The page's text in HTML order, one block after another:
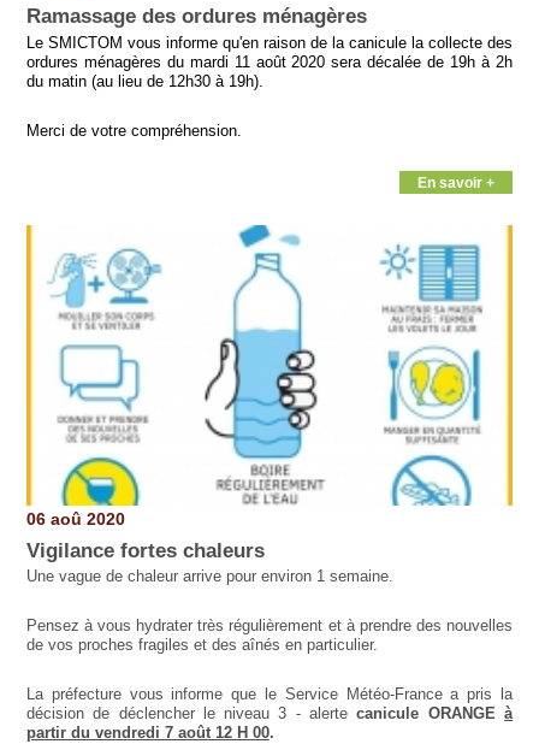
Ramassage des ordures ménagères
Le SMICTOM vous informe qu'en raison de la canicule la collecte des
ordures ménagères du mardi 11 août 2020 sera décalée de 19h à 2h
du matin (au lieu de 12h30 à 19h).
Merci de votre compréhension.
En savoir +
06 aoû 2020
Vigilance fortes chaleurs
Une vague de chaleur arrive pour environ 1 semaine.
Pensez à vous hydrater très régulièrement et à prendre des nouvelles
de vos proches fragiles et des aînés en particulier.
La préfecture vous informe que le Service Météo-France a pris la
décision de déclencher le niveau 3 - alertecanicule ORANGEà
partir du vendredi 7 août 12 H 00.